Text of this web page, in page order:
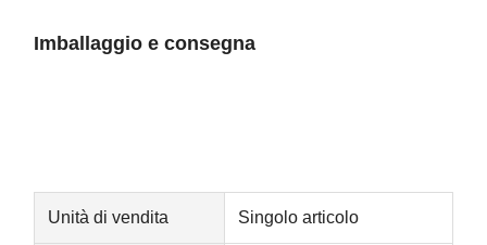
Imballaggio e consegna
Unità di vendita Singolo articolo